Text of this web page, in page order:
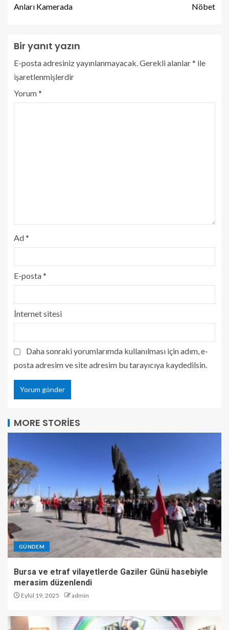
Anları Kamerada
Nöbet
Bir yanıt yazın
E-posta adresiniz yayınlanmayacak.Gerekli alanlar* ile
işaretlenmişlerdir
Yorum*
Ad*
E-posta*
İnternet sitesi
Daha sonraki yorumlarımda kullanılması için adım, e-
posta adresim ve site adresim bu tarayıcıya kaydedilsin.
MORE STORIES
GÜNDEM
Bursa ve etraf vilayetlerde Gaziler Günü hasebiyle
merasim düzenlendi
Eylül 19, 2025 admin